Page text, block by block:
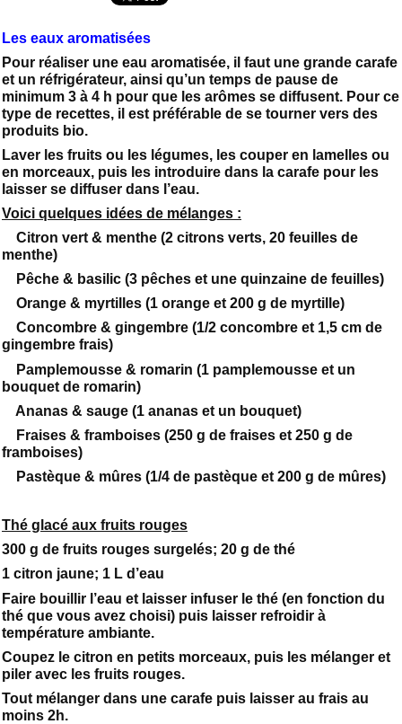
Les eaux aromatisées
Pour réaliser une eau aromatisée, il faut une grande carafe
et un réfrigérateur, ainsi qu’un temps de pause de
minimum 3 à 4 h pour que les arômes se diffusent. Pour ce
type de recettes, il est préférable de se tourner vers des
produits bio.
Laver les fruits ou les légumes, les couper en lamelles ou
en morceaux, puis les introduire dans la carafe pour les
laisser se diffuser dans l’eau.
Voici quelques idées de mélanges :
Citron vert & menthe (2 citrons verts, 20 feuilles de
menthe)
Pêche & basilic (3 pêches et une quinzaine de feuilles)
Orange & myrtilles (1 orange et 200 g de myrtille)
Concombre & gingembre (1/2 concombre et 1,5 cm de
gingembre frais)
Pamplemousse & romarin (1 pamplemousse et un
bouquet de romarin)
Ananas & sauge (1 ananas et un bouquet)
Fraises & framboises (250 g de fraises et 250 g de
framboises)
Pastèque & mûres (1/4 de pastèque et 200 g de mûres)
Thé glacé aux fruits rouges
300 g de fruits rouges surgelés; 20 g de thé
1 citron jaune; 1 L d’eau
Faire bouillir l’eau et laisser infuser le thé (en fonction du
thé que vous avez choisi) puis laisser refroidir à
température ambiante.
Coupez le citron en petits morceaux, puis les mélanger et
piler avec les fruits rouges.
Tout mélanger dans une carafe puis laisser au frais au
moins 2h.